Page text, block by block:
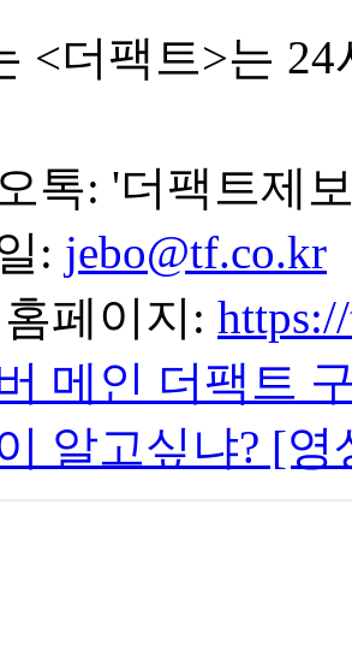
<더팩트>는
톡: '더팩트제
: jebo@tf.co.kr
홈페이지:
메인 더팩트
알고싶냐? [